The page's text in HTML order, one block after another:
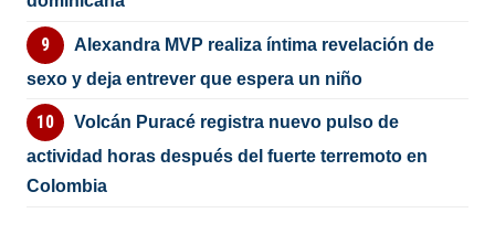
Alexandra MVP realiza íntima revelación de
sexo y deja entrever que espera un niño
Volcán Puracé registra nuevo pulso de
actividad horas después del fuerte terremoto en
Colombia